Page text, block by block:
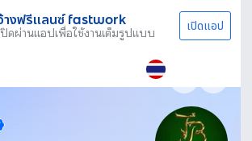
างฟรีแลนซ์ fastwork
ปิดผ่านแอปเพื่อใช้งานเต็มรูปแบบ เปิดแอป